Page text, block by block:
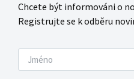
Chcete být informováni o
Registrujte se k odběru